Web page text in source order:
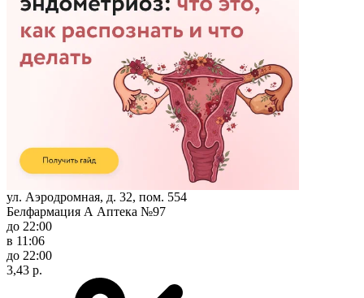
ул. Аэродромная, д. 32, пом. 554
Белфармация А Аптека №97
до 22:00
в 11:06
до 22:00
3,43 р.